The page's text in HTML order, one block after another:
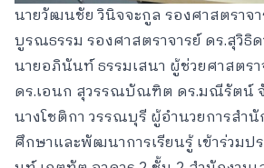
นายวัฒนชัย วินิจจะกูล รองศาสตราจ
บูรณธรรม รองศาสตราจารย์ ดร.สุวิธิ
นายอภินันท์ ธรรมเสนา ผู้ช่วยศาสตร
ดร.เอนก สุวรรณบัณฑิต ดร.มณีรัตน์
นางโชติกา วรรณบุรี ผู้อำนวยการสำ
ศึกษาและพัฒนาการเรียนรู้ เข้าร่วม